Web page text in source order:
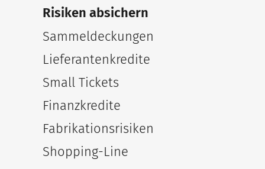
Risiken absichern
Sammeldeckungen
Lieferantenkredite
Small Tickets
Finanzkredite
Fabrikationsrisiken
Shopping-Line